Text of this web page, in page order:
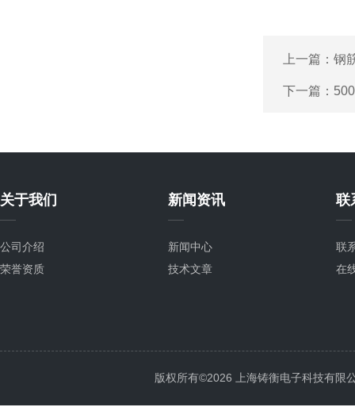
上一篇： 钢
下一篇：
关于我们
公司介绍
荣誉资质
新闻资讯
新闻中心
技术文章
联
联
在
版权所有©2026 上海铸衡电子科技有